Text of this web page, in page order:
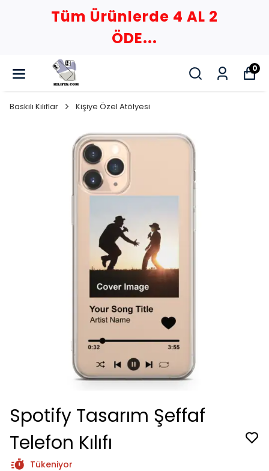
Tüm Ürünlerde 4 AL 2
ÖDE...
0
Baskılı Kılıflar Kişiye Özel Atölyesi
Spotify Tasarım Şeffaf
Telefon Kılıfı
Tükeniyor